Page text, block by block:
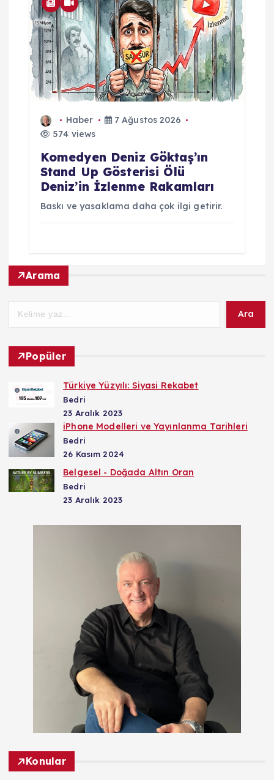
Haber
7 Ağustos 2026
574 views
Komedyen Deniz Göktaş’ın
Stand Up Gösterisi Ölü
Deniz’in İzlenme Rakamları
Baskı ve yasaklama daha çok ilgi getirir.
Arama
Ara
Popüler
Türkiye Yüzyılı: Siyasi Rekabet
Bedri
23 Aralık 2023
iPhone Modelleri ve Yayınlanma Tarihleri
Bedri
26 Kasım 2024
Belgesel - Doğada Altın Oran
Bedri
23 Aralık 2023
Konular